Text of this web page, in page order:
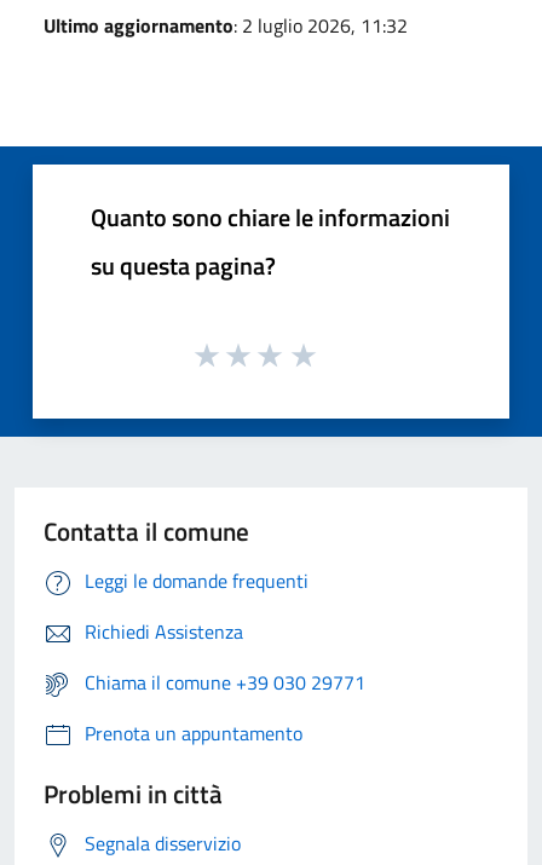
Ultimo aggiornamento: 2 luglio 2026, 11:32
Quanto sono chiare le informazioni
su questa pagina?
Contatta il comune
Leggi le domande frequenti
Richiedi Assistenza
Chiama il comune +39 030 29771
Prenota un appuntamento
Problemi in città
Segnala disservizio